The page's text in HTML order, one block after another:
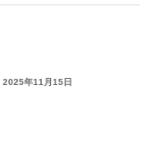
2025年11月15日